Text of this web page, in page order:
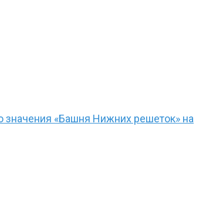
значения «Башня Нижних решеток» на